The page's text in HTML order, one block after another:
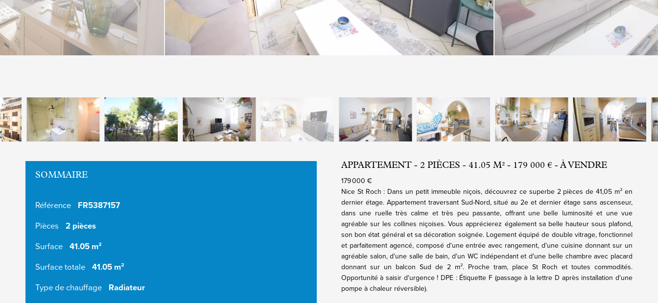
SOMMAIRE
Référence FR5387157
Pièces 2 pièces
Surface 41.05 m²
Surface totale 41.05 m²
Type de chauffage Radiateur
APPARTEMENT - 2 PIÈCES - 41.05 M² - 179 000 € - À VENDRE
179 000 €
Nice St Roch : Dans un petit immeuble niçois, découvrez ce superbe 2 pièces de 41,05 m² en
dernier étage. Appartement traversant Sud-Nord, situé au 2e et dernier étage sans ascenseur,
dans une ruelle très calme et très peu passante, offrant une belle luminosité et une vue
agréable sur les collines niçoises. Vous apprécierez également sa belle hauteur sous plafond,
son bon état général et sa décoration soignée. Logement équipé de double vitrage, fonctionnel
et parfaitement agencé, composé d'une entrée avec rangement, d'une cuisine donnant sur un
agréable salon, d'une salle de bain, d'un WC indépendant et d'une belle chambre avec placard
donnant sur un balcon Sud de 2 m². Proche tram, place St Roch et toutes commodités.
Opportunité à saisir d'urgence ! DPE : Étiquette F (passage à la lettre D après installation d'une
pompe à chaleur réversible).